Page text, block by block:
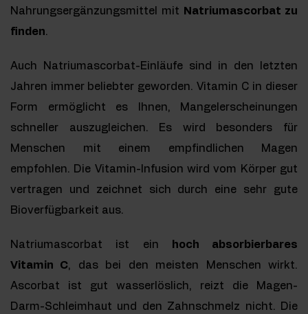
Nahrungsergänzungsmittel mit
Natriumascorbat zu
finden.
Auch Natriumascorbat-Einläufe sind in den letzten
Jahren immer beliebter geworden. Vitamin C in dieser
Form ermöglicht es Ihnen, Mangelerscheinungen
schneller auszugleichen. Es wird besonders für
Menschen mit einem empfindlichen Magen
empfohlen. Die Vitamin-Infusion wird vom Körper gut
vertragen und zeichnet sich durch eine sehr gute
Bioverfügbarkeit aus.
Natriumascorbat ist ein
hoch absorbierbares
Vitamin C, das bei den meisten Menschen wirkt.
Ascorbat ist gut wasserlöslich, reizt die Magen-
Darm-Schleimhaut und den Zahnschmelz nicht. Die